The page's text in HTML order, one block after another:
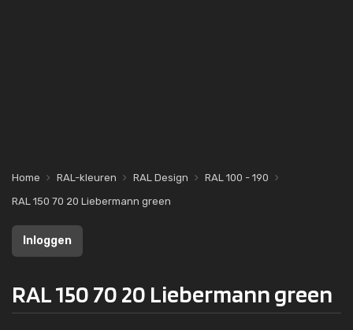
Home RAL-kleuren RAL Design
RAL 100 - 190
RAL 150 70 20 Liebermann green
Inloggen
RAL 150 70 20 Liebermann green